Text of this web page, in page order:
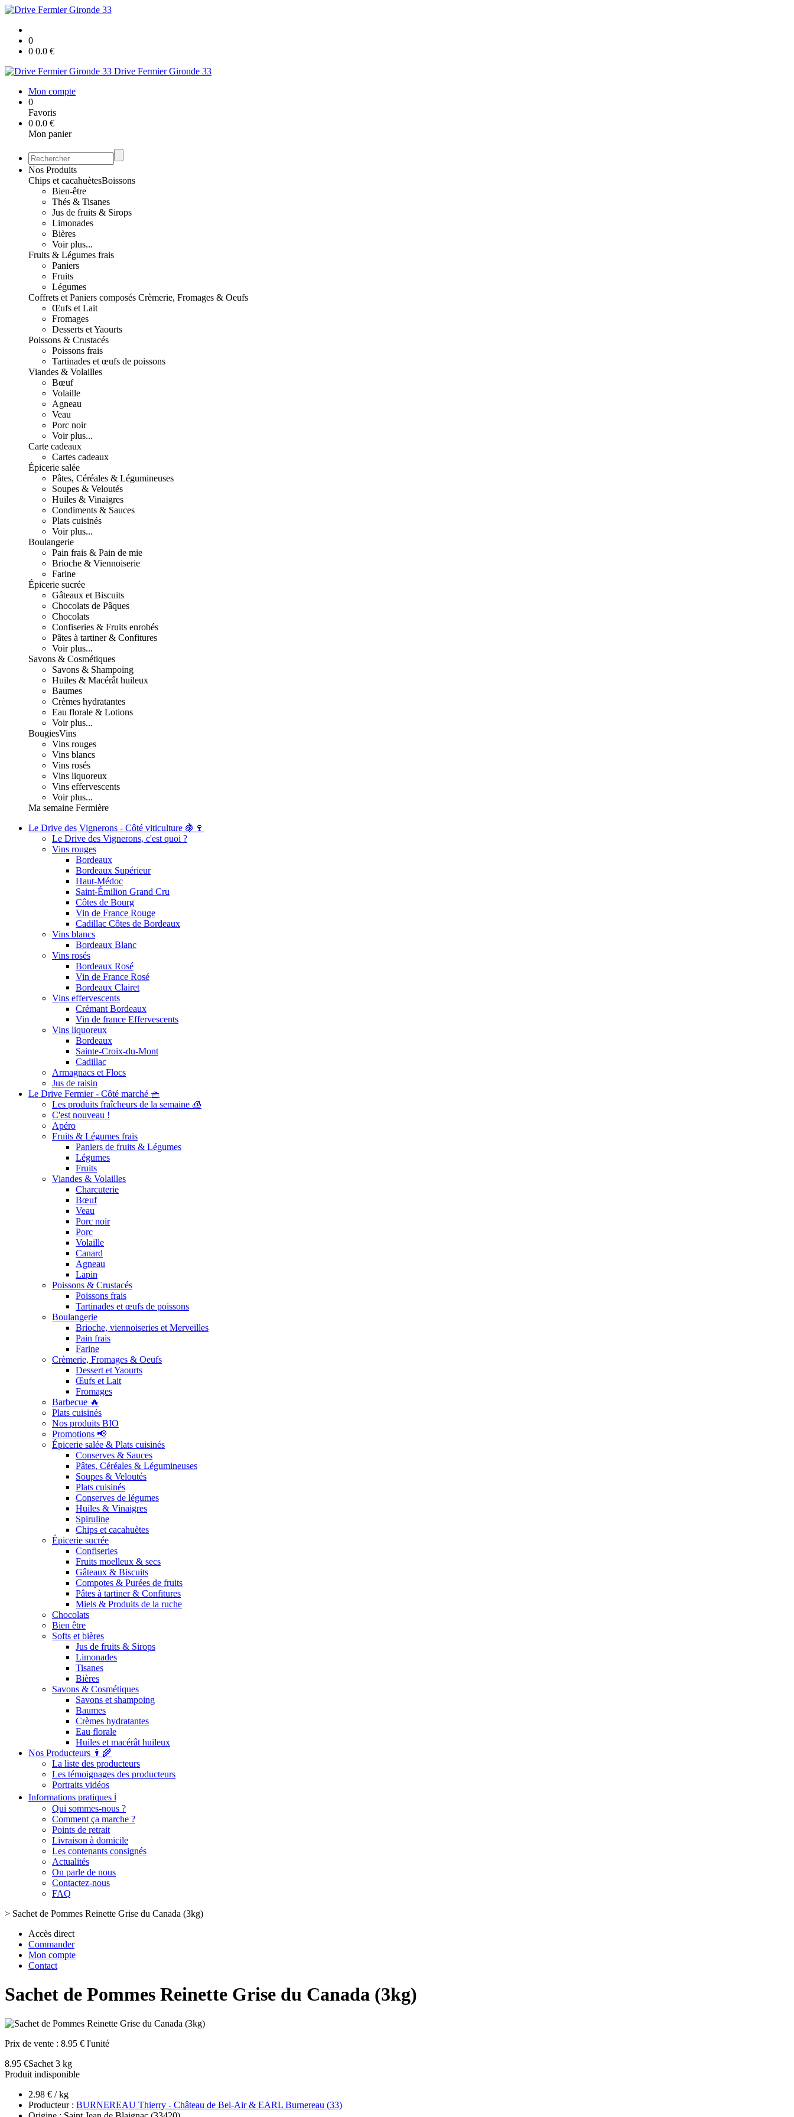
0
0 0.0 €
Drive Fermier Gironde 33
Mon compte
0
Favoris
0 0.0 €
Mon panier
Nos Produits
Chips et cacahuètesBoissons
Bien-être
Thés & Tisanes
Jus de fruits & Sirops
Limonades
Bières
Voir plus...
Fruits & Légumes frais
Paniers
Fruits
Légumes
Coffrets et Paniers composés Crèmerie, Fromages & Oeufs
Œufs et Lait
Fromages
Desserts et Yaourts
Poissons & Crustacés
Poissons frais
Tartinades et œufs de poissons
Viandes & Volailles
Bœuf
Volaille
Agneau
Veau
Porc noir
Voir plus...
Carte cadeaux
Cartes cadeaux
Épicerie salée
Pâtes, Céréales & Légumineuses
Soupes & Veloutés
Huiles & Vinaigres
Condiments & Sauces
Plats cuisinés
Voir plus...
Boulangerie
Pain frais & Pain de mie
Brioche & Viennoiserie
Farine
Épicerie sucrée
Gâteaux et Biscuits
Chocolats de Pâques
Chocolats
Confiseries & Fruits enrobés
Pâtes à tartiner & Confitures
Voir plus...
Savons & Cosmétiques
Savons & Shampoing
Huiles & Macérât huileux
Baumes
Crèmes hydratantes
Eau florale & Lotions
Voir plus...
BougiesVins
Vins rouges
Vins blancs
Vins rosés
Vins liquoreux
Vins effervescents
Voir plus...
Ma semaine Fermière
Le Drive des Vignerons - Côté viticulture 🍇🍷
Le Drive des Vignerons, c'est quoi ?
Vins rouges
Bordeaux
Bordeaux Supérieur
Haut-Médoc
Saint-Émilion Grand Cru
Côtes de Bourg
Vin de France Rouge
Cadillac Côtes de Bordeaux
Vins blancs
Bordeaux Blanc
Vins rosés
Bordeaux Rosé
Vin de France Rosé
Bordeaux Clairet
Vins effervescents
Crémant Bordeaux
Vin de france Effervescents
Vins liquoreux
Bordeaux
Sainte-Croix-du-Mont
Cadillac
Armagnacs et Flocs
Jus de raisin
Le Drive Fermier - Côté marché 🧺
Les produits fraîcheurs de la semaine 🧊
C'est nouveau !
Apéro
Fruits & Légumes frais
Paniers de fruits & Légumes
Légumes
Fruits
Viandes & Volailles
Charcuterie
Bœuf
Veau
Porc noir
Porc
Volaille
Canard
Agneau
Lapin
Poissons & Crustacés
Poissons frais
Tartinades et œufs de poissons
Boulangerie
Brioche, viennoiseries et Merveilles
Pain frais
Farine
Crèmerie, Fromages & Oeufs
Dessert et Yaourts
Œufs et Lait
Fromages
Barbecue 🔥
Plats cuisinés
Nos produits BIO
Promotions 📢
Épicerie salée & Plats cuisinés
Conserves & Sauces
Pâtes, Céréales & Légumineuses
Soupes & Veloutés
Plats cuisinés
Conserves de légumes
Huiles & Vinaigres
Spiruline
Chips et cacahuètes
Épicerie sucrée
Confiseries
Fruits moelleux & secs
Gâteaux & Biscuits
Compotes & Purées de fruits
Pâtes à tartiner & Confitures
Miels & Produits de la ruche
Chocolats
Bien être
Softs et bières
Jus de fruits & Sirops
Limonades
Tisanes
Bières
Savons & Cosmétiques
Savons et shampoing
Baumes
Crèmes hydratantes
Eau florale
Huiles et macérât huileux
Nos Producteurs 👨‍🌾
La liste des producteurs
Les témoignages des producteurs
Portraits vidéos
Informations pratiques ℹ️
Qui sommes-nous ?
Comment ça marche ?
Points de retrait
Livraison à domicile
Les contenants consignés
Actualités
On parle de nous
Contactez-nous
FAQ
> Sachet de Pommes Reinette Grise du Canada (3kg)
Accès direct
Commander
Mon compte
Contact
Sachet de Pommes Reinette Grise du Canada (3kg)
Prix de vente : 8.95 € l'unité
8.95 €Sachet 3 kg
Produit indisponible
2.98 € / kg
Producteur : BURNEREAU Thierry - Château de Bel-Air & EARL Burnereau (33)